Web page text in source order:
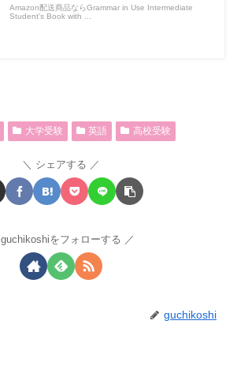
Amazon配送商品ならGrammar in Use Intermediate
Student's Book with ...
大学受験 英語 高校受験
シェアする
guchikoshiをフォローする
guchikoshi